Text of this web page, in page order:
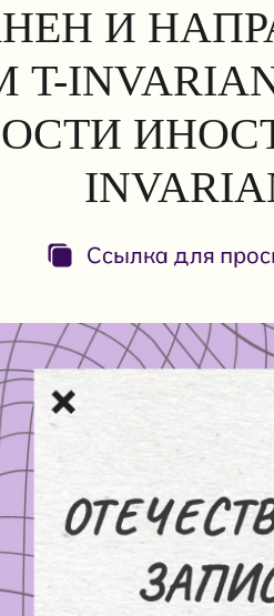
И
Ссылка для